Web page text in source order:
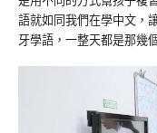
語就如同我們在學中文，
牙學語，一整天都是那幾